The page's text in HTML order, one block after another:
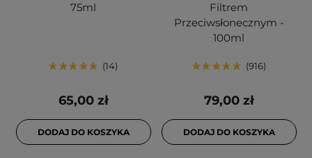
75ml
14
65,00 zł
DODAJ DO KOSZYKA
Filtrem
Przeciwsłonecznym -
100ml
916
79,00 zł
DODAJ DO KOSZYKA